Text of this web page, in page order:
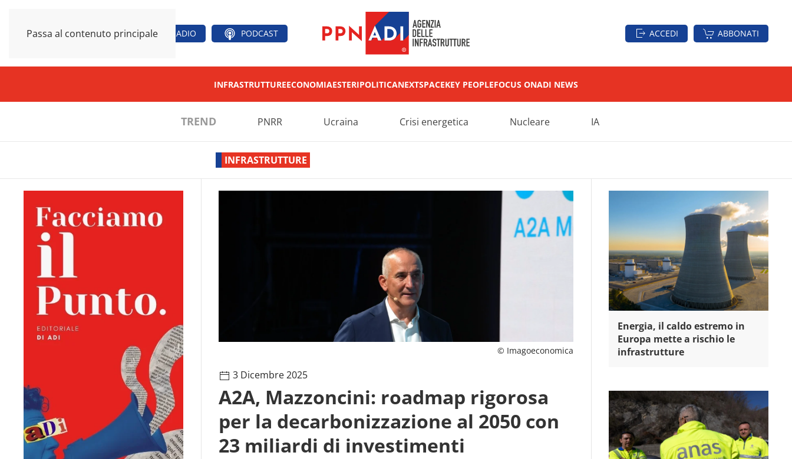
Passa al contenuto principale RADIO PODCAST ACCEDI ABBONATI
INFRASTRUTTUREECONOMIAESTERIPOLITICANEXTSPACEKEY PEOPLEFOCUS ONADI NEWS
TREND PNRR Ucraina Crisi energetica Nucleare IA
INFRASTRUTTURE
© Imagoeconomica
3 Dicembre 2025
A2A, Mazzoncini: roadmap rigorosa
per la decarbonizzazione al 2050 con
23 miliardi di investimenti
Energia, il caldo estremo in
Europa mette a rischio le
infrastrutture